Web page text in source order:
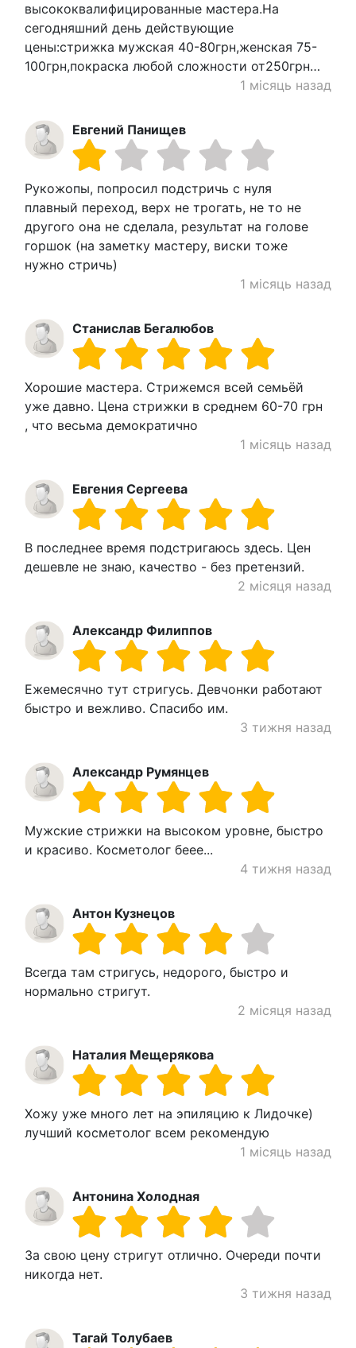
высококвалифицированные мастера.На
сегодняшний день действующие
цены:стрижка мужская 40-80грн,женская 75-
100грн,покраска любой сложности от250грн…
1 місяць назад
Евгений Панищев
Рукожопы, попросил подстричь с нуля
плавный переход, верх не трогать, не то не
другого она не сделала, результат на голове
горшок (на заметку мастеру, виски тоже
нужно стричь)
1 місяць назад
Станислав Бегалюбов
Хорошие мастера. Стрижемся всей семьёй
уже давно. Цена стрижки в среднем 60-70 грн
, что весьма демократично
1 місяць назад
Евгения Сергеева
В последнее время подстригаюсь здесь. Цен
дешевле не знаю, качество - без претензий.
2 місяця назад
Александр Филиппов
Ежемесячно тут стригусь. Девчонки работают
быстро и вежливо. Спасибо им.
3 тижня назад
Александр Румянцев
Мужские стрижки на высоком уровне, быстро
и красиво. Косметолог беее...
4 тижня назад
Антон Кузнецов
Всегда там стригусь, недорого, быстро и
нормально стригут.
2 місяця назад
Наталия Мещерякова
Хожу уже много лет на эпиляцию к Лидочке)
лучший косметолог всем рекомендую
1 місяць назад
Антонина Холодная
За свою цену стригут отлично. Очереди почти
никогда нет.
3 тижня назад
Тагай Толубаев